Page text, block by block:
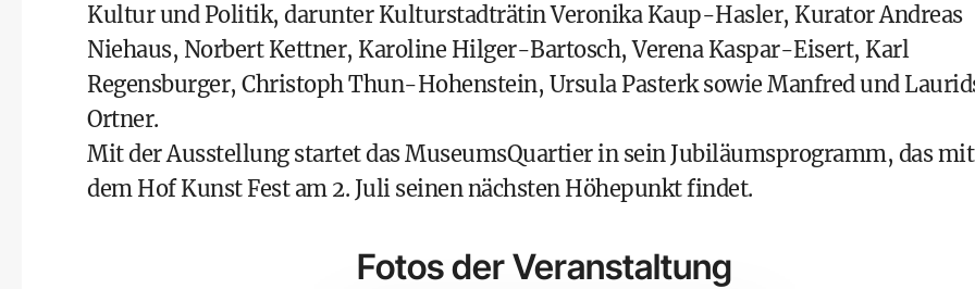
Kultur und Politik, darunter Kulturstadträtin Veronika Kaup-Hasler, Kurator Andreas
Niehaus, Norbert Kettner, Karoline Hilger-Bartosch, Verena Kaspar-Eisert, Karl
Regensburger, Christoph Thun-Hohenstein, Ursula Pasterk sowie Manfred und
Ortner.
Mit der Ausstellung startet das MuseumsQuartier in sein Jubiläumsprogramm, das mit
dem Hof Kunst Fest am 2. Juli seinen nächsten Höhepunkt findet.
Fotos der Veranstaltung